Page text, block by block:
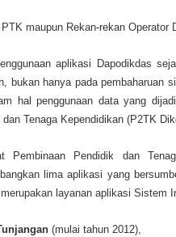
maupun Rekan-rekan
aplikasi Dapodikdas
bukan hanya pada pembaharuan
hal penggunaan data yang
dan Tenaga Kependidikan (P2TK
Pembinaan Pendidik dan
lima aplikasi yang
layanan aplikasi Sistem
(mulai tahun 2012),